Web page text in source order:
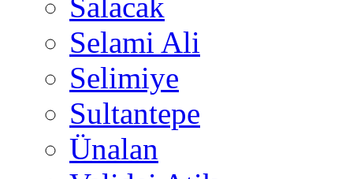
Selami Ali
Selimiye
Sultantepe
Ünalan